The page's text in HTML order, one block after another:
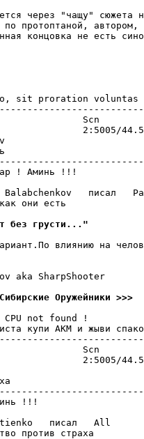
через "чащу" сюжета
по протоптаной,
концовка не есть
sit proration voluntas
2:5005/
! Аминь !!!
писал
они есть
без грусти..."
влиянию на
aka SharpShooter
Oрyжейники >>>
not found !
кyпи АКМ и жыви
2:5005/
!!!
писал   All
против страха